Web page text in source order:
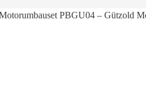
PBGU04 – Gützold